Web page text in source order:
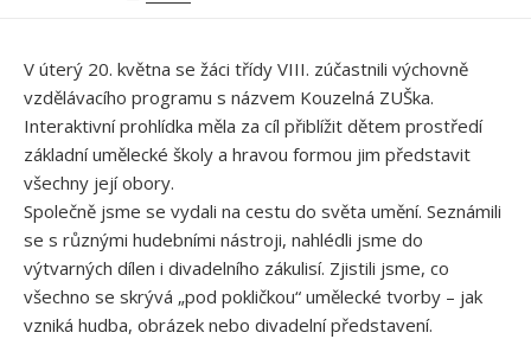
V úterý 20. května se žáci třídy VIII. zúčastnili výchovně
vzdělávacího programu s názvem Kouzelná ZUŠka.
Interaktivní prohlídka měla za cíl přiblížit dětem prostředí
základní umělecké školy a hravou formou jim představit
všechny její obory.
Společně jsme se vydali na cestu do světa umění. Seznámili
se s různými hudebními nástroji, nahlédli jsme do
výtvarných dílen i divadelního zákulisí. Zjistili jsme, co
všechno se skrývá „pod pokličkou“ umělecké tvorby – jak
vzniká hudba, obrázek nebo divadelní představení.